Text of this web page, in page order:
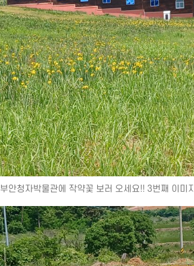
부안청자박물관에 작약꽃 보러 오세요!! 3번째 이미지